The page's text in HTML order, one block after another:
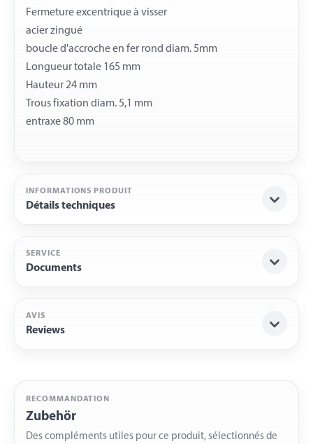
Fermeture excentrique à visser
acier zingué
boucle d'accroche en fer rond diam. 5mm
Longueur totale 165 mm
Hauteur 24 mm
Trous fixation diam. 5,1 mm
INFORMATIONS PRODUIT
Détails techniques
SERVICE
Documents
AVIS
Reviews
RECOMMANDATION
Zubehör
Des compléments utiles pour ce produit, sélectionnés de